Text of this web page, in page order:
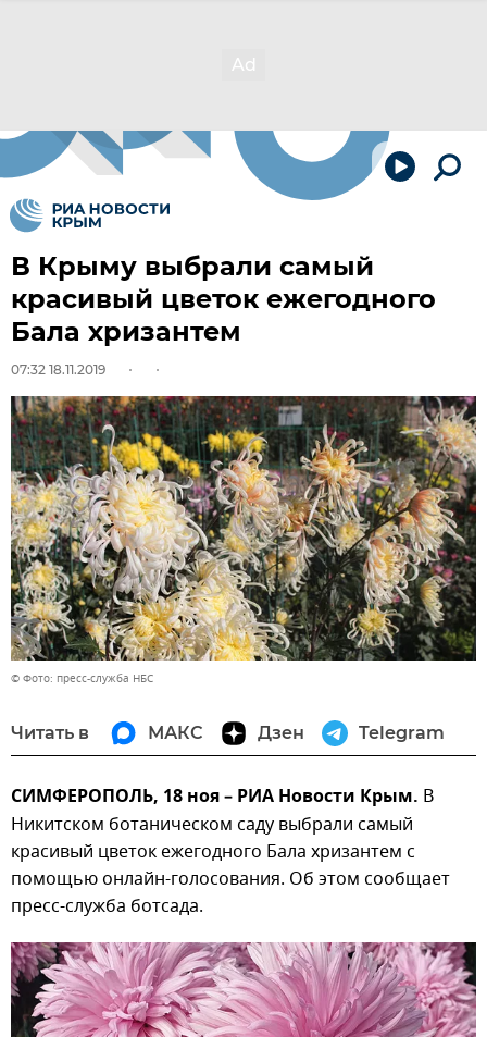
В Крыму выбрали самый
красивый цветок ежегодного
Бала хризантем
07:32 18.11.2019
© Фото: пресс-служба НБС
Читать в МАКС Дзен Telegram
СИМФЕРОПОЛЬ, 18 ноя – РИА Новости Крым. В
Никитском ботаническом саду выбрали самый
красивый цветок ежегодного Бала хризантем с
помощью онлайн-голосования. Об этом сообщает
пресс-служба ботсада.